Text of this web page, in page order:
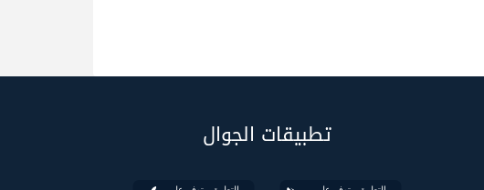
تطبيقات الجوال